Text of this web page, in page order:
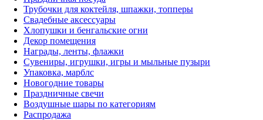
Трубочки для коктейля, шпажки, топперы
Свадебные аксессуары
Хлопушки и бенгальские огни
Декор помещения
Награды, ленты, флажки
Сувениры, игрушки, игры и мыльные пузыри
Упаковка, марблс
Новогодние товары
Праздничные свечи
Воздушные шары по категориям
Распродажа